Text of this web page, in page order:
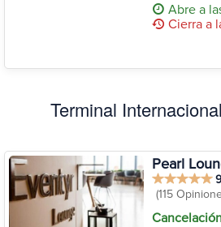
Abre a
Cierra a
Terminal
Pearl
(115